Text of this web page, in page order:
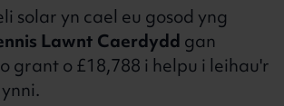
solar yn cael eu gosod yng
Lawnt Caerdyddgan
grant o £18,788 i helpu i leihau'r